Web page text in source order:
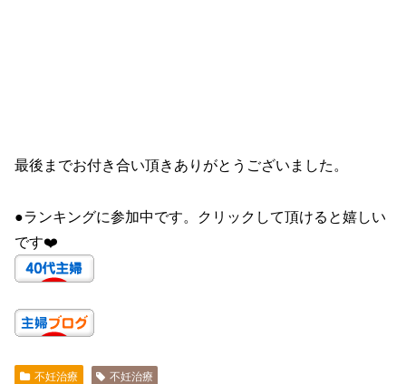
最後までお付き合い頂きありがとうございました。
●ランキングに参加中です。クリックして頂けると嬉しい
です❤️
不妊治療 不妊治療